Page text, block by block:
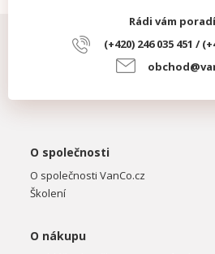
Rádi vám
(+420) 246 035 451 /
O společnosti
O společnosti VanCo.cz
Školení
O nákupu